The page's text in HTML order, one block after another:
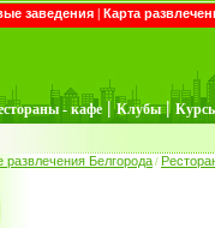
заведения | Карта
- кафе | Клубы |
развлечения Белгорода/